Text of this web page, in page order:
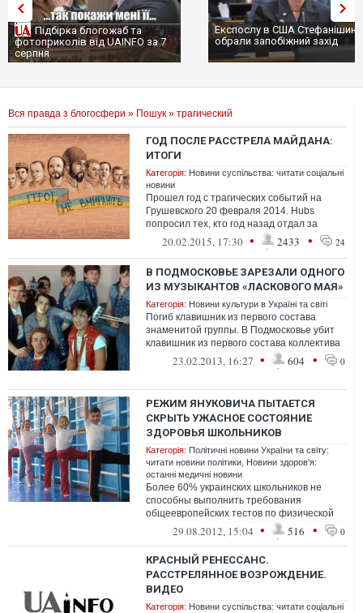
Підбірка блогожаб та
фотоприколів від UAINFO за 7
серпня
Експослу в США
обрали запобіжний захід
Вся правда з блогосфери » Пошук » трагический
ГОД ПОСЛЕ РАССТРЕЛА МАЙДАНА:
ИТОГИ
Категорія: Новини суспільства: читати соціальні
новини
Прошел год с трагических событий на
Грушевского 20 февраля 2014. Hubs
попросил тех, кто год назад отдал за
идеалы Майдана свое здоровье, оценить
20.02.2015, 17:30 • 2433 • 24
В ПОДМОСКОВЬЕ ЗАРЕЗАЛИ ОДНОГО
ИЗ МУЗЫКАНТОВ «ЛАСКОВОГО МАЯ»
Категорія: Новини культури в Україні та світі
Погиб клавишник из первого состава
знаменитой группы. В Подмосковье убит
клавишник из первого состава коллектива
"Ласковый май" Игорь Анисимов.
23.02.2013, 16:27 • 604 • 0
РЕЖИМ ЯНУКОВИЧА ПЫТАЕТСЯ
СКРЫТЬ УЖАСНОЕ СОСТОЯНИЕ
ЗДОРОВЬЯ ШКОЛЬНИКОВ
Категорія: Політичні новини України та світу:
читати новини політики Новини здоров'я:
останні медичні новини
Более 60% украинских школьников не
способны выполнить требования
общеевропейских тестов по физической
подготовленности «Еврофит». Это -
позорный и тра...
29.08.2012, 15:04 • 516 • 0
КРАСНЫЙ РЕНЕССАНС.
РАССТРЕЛЯННОЕ ВОЗРОЖДЕНИЕ.
ВИДЕО
Категорія: Новини суспільства: читати соціальні